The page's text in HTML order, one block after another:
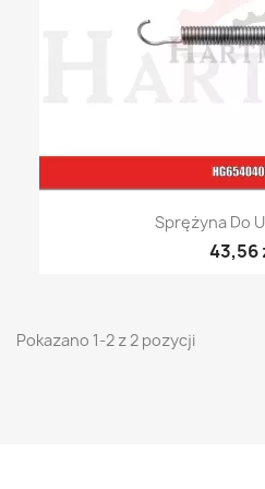
Sprężyna Do
43,56
Pokazano 1-2 z 2 pozycji